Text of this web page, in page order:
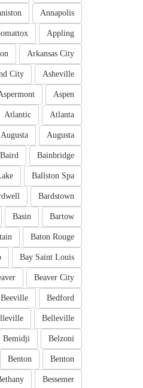
Annapolis
Appling
Arkansas City
Asheville
City
Aspen
Atlanta
Atlantic
Augusta
Augusta
Bainbridge
Baird
Ballston Spa
Bardstown
Bartow
Basin
Baton Rouge
Bay Saint Louis
Beaver City
Bedford
Beeville
Belleville
Belzoni
Bemidji
Benton
Benton
Bessemer